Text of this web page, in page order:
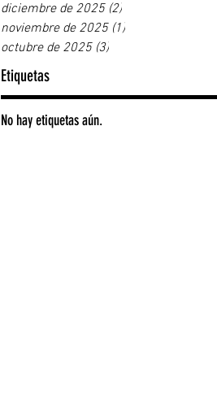
diciembre de 2025 (2)
noviembre de 2025 (1)
octubre de 2025 (3)
Etiquetas
No hay etiquetas aún.